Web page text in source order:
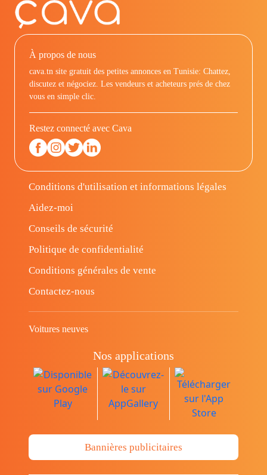
À propos de nous
cava.tn site gratuit des petites annonces en Tunisie: Chattez,
discutez et négociez. Les vendeurs et acheteurs prés de chez
vous en simple clic.
Restez connecté avec Cava
Conditions d'utilisation et informations légales
Aidez-moi
Conseils de sécurité
Politique de confidentialité
Conditions générales de vente
Contactez-nous
Voitures neuves
Nos applications
Bannières publicitaires